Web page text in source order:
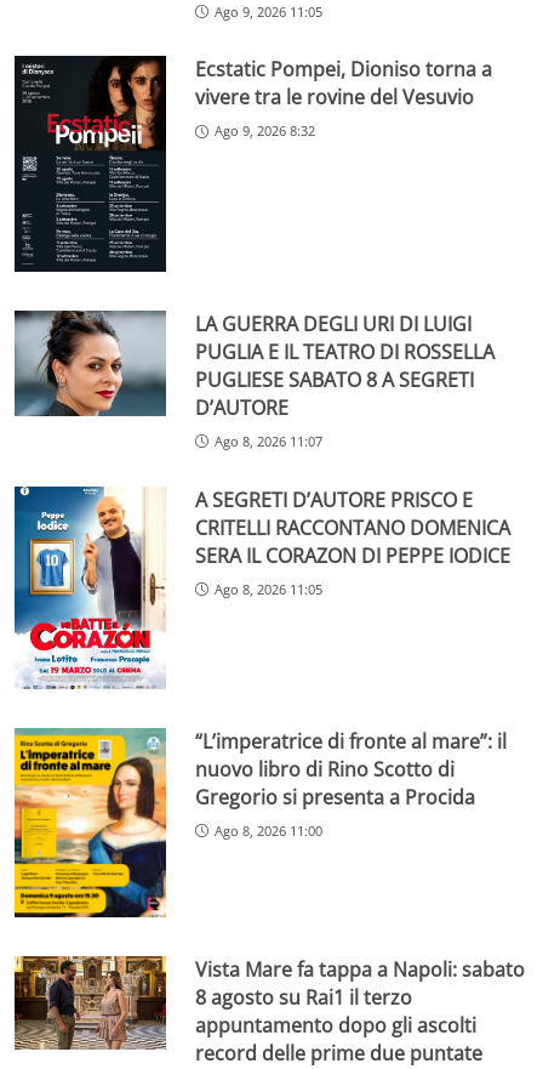
Ago 9, 2026 11:05
Ecstatic Pompei, Dioniso torna a
vivere tra le rovine del Vesuvio
Ago 9, 2026 8:32
LA GUERRA DEGLI URI DI LUIGI
PUGLIA E IL TEATRO DI ROSSELLA
PUGLIESE SABATO 8 A SEGRETI
D’AUTORE
Ago 8, 2026 11:07
A SEGRETI D’AUTORE PRISCO E
CRITELLI RACCONTANO DOMENICA
SERA IL CORAZON DI PEPPE IODICE
Ago 8, 2026 11:05
“L’imperatrice di fronte al mare”: il
nuovo libro di Rino Scotto di
Gregorio si presenta a Procida
Ago 8, 2026 11:00
Vista Mare fa tappa a Napoli: sabato
8 agosto su Rai1 il terzo
appuntamento dopo gli ascolti
record delle prime due puntate